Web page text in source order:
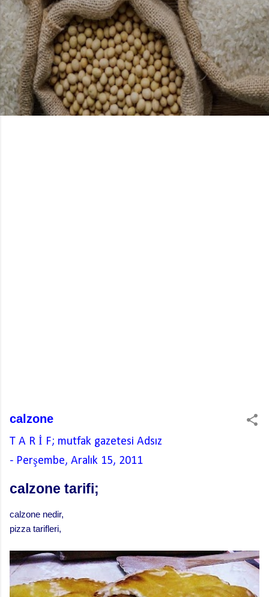
calzone
T A R İ F; mutfak gazetesi Adsız
- Perşembe, Aralık 15, 2011
calzone tarifi;
calzone nedir,
pizza tarifleri,